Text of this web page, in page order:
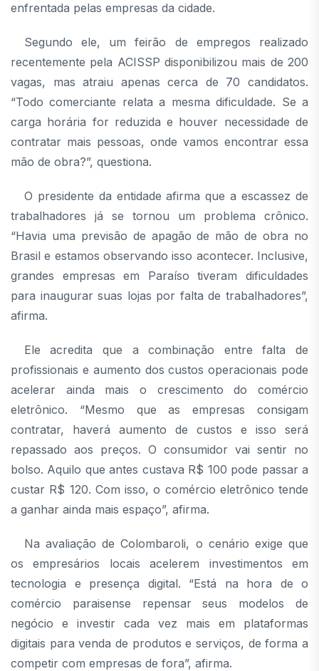
enfrentada pelas empresas da cidade.
Segundo ele, um feirão de empregos realizado
recentemente pela ACISSP disponibilizou mais de 200
vagas, mas atraiu apenas cerca de 70 candidatos.
“Todo comerciante relata a mesma dificuldade. Se a
carga horária for reduzida e houver necessidade de
contratar mais pessoas, onde vamos encontrar essa
mão de obra?”, questiona.
O presidente da entidade afirma que a escassez de
trabalhadores já se tornou um problema crônico.
“Havia uma previsão de apagão de mão de obra no
Brasil e estamos observando isso acontecer. Inclusive,
grandes empresas em Paraíso tiveram dificuldades
para inaugurar suas lojas por falta de trabalhadores”,
afirma.
Ele acredita que a combinação entre falta de
profissionais e aumento dos custos operacionais pode
acelerar ainda mais o crescimento do comércio
eletrônico. “Mesmo que as empresas consigam
contratar, haverá aumento de custos e isso será
repassado aos preços. O consumidor vai sentir no
bolso. Aquilo que antes custava R$ 100 pode passar a
custar R$ 120. Com isso, o comércio eletrônico tende
a ganhar ainda mais espaço”, afirma.
Na avaliação de Colombaroli, o cenário exige que
os empresários locais acelerem investimentos em
tecnologia e presença digital. “Está na hora de o
comércio paraisense repensar seus modelos de
negócio e investir cada vez mais em plataformas
digitais para venda de produtos e serviços, de forma a
competir com empresas de fora”, afirma.